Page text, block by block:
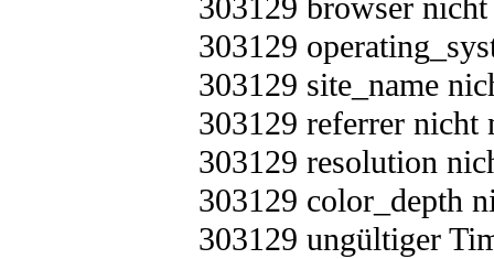
303129 browser
303129
303129 site_name
303129 referrer nicht
303129 resolution
303129 color_depth
303129 ungültiger